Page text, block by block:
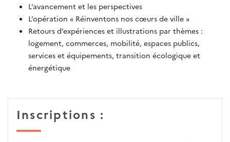
L’avancement et les perspectives
L’opération « Réinventons nos cœurs de ville »
Retours d’expériences et illustrations par thèmes :
logement, commerces, mobilité, espaces publics,
services et équipements, transition écologique et
énergétique
Inscriptions :